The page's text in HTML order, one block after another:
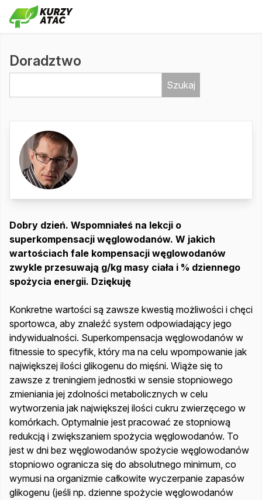
Doradztwo
Szukaj
Dobry dzień. Wspomniałeś na lekcji o
superkompensacji węglowodanów. W jakich
wartościach fale kompensacji węglowodanów
zwykle przesuwają g/kg masy ciała i % dziennego
spożycia energii. Dziękuję
Konkretne wartości są zawsze kwestią możliwości i chęci
sportowca, aby znaleźć system odpowiadający jego
indywidualności. Superkompensacja węglowodanów w
fitnessie to specyfik, który ma na celu wpompowanie jak
największej ilości glikogenu do mięśni. Wiąże się to
zawsze z treningiem jednostki w sensie stopniowego
zmieniania jej zdolności metabolicznych w celu
wytworzenia jak największej ilości cukru zwierzęcego w
komórkach. Optymalnie jest pracować ze stopniową
redukcją i zwiększaniem spożycia węglowodanów. To
jest w dni bez węglowodanów spożycie węglowodanów
stopniowo ogranicza się do absolutnego minimum, co
wymusi na organizmie całkowite wyczerpanie zapasów
glikogenu (jeśli np. dzienne spożycie węglowodanów